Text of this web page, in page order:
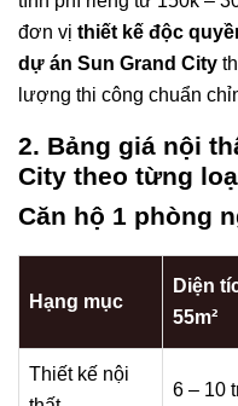
đơn vị thiết kế độc
dự án Sun Grand City
lượng thi công chuẩn
2. Bảng giá nội
City theo từng
Căn hộ 1 phòng
Hạng mục
Diện
55m²
Thiết kế nội
6 – 10